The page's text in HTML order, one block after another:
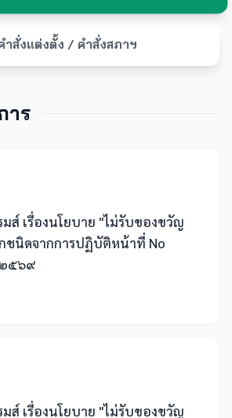
ำสั่งแต่งตั้ง / คำสั่งสภาฯ
าร
ส์ เรื่องนโยบาย "ไม่รับของขวัญ
ชนิดจากการปฏิบัติหน้าที่ No
๕๖๙
ส์ เรื่องนโยบาย "ไม่รับของขวัญ